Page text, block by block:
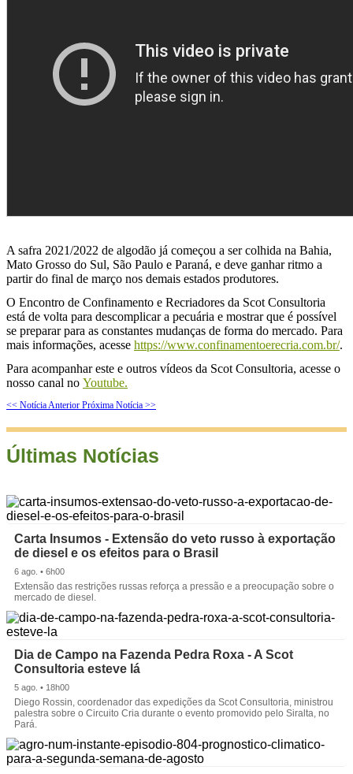
A safra 2021/2022 de algodão já começou a ser colhida na Bahia,
Mato Grosso do Sul, São Paulo e Paraná, e deve ganhar ritmo a
partir do final de março nos demais estados produtores.
O Encontro de Confinamento e Recriadores da Scot Consultoria
está de volta para descomplicar a pecuária e mostrar que é possível
se preparar para as constantes mudanças de forma do mercado. Para
mais informações, acesse https://www.confinamentoerecria.com.br/.
Para acompanhar este e outros vídeos da Scot Consultoria, acesse o
nosso canal no Youtube.
<< Notícia Anterior Próxima Notícia >>
Últimas Notícias
Carta Insumos - Extensão do veto russo à exportação
de diesel e os efeitos para o Brasil
6 ago. • 6h00
Extensão das restrições russas reforça a pressão e a preocupação sobre o
mercado de diesel.
Dia de Campo na Fazenda Pedra Roxa - A Scot
Consultoria esteve lá
5 ago. • 18h00
Diego Rossin, coordenador das expedições da Scot Consultoria, ministrou
palestra sobre o Circuito Cria durante o evento promovido pelo Siralta, no
Pará.